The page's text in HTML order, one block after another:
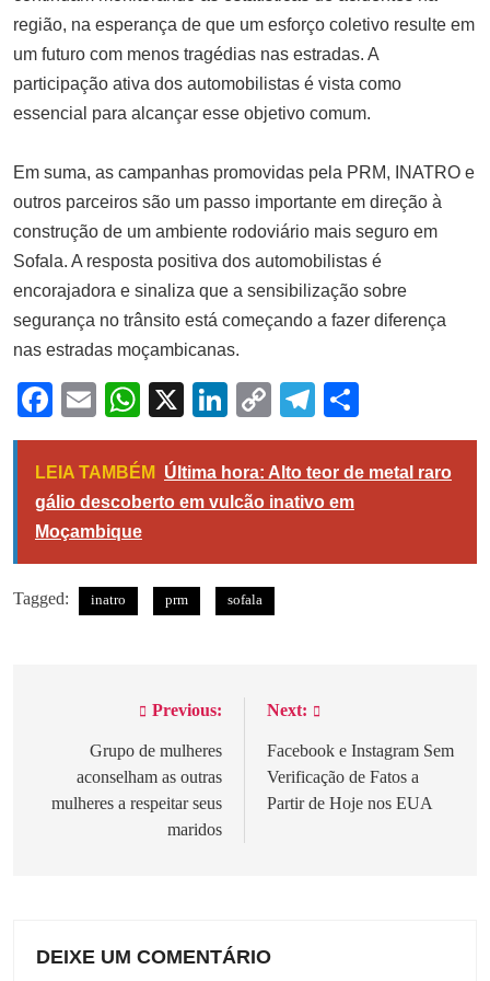
região, na esperança de que um esforço coletivo resulte em
um futuro com menos tragédias nas estradas. A
participação ativa dos automobilistas é vista como
essencial para alcançar esse objetivo comum.
Em suma, as campanhas promovidas pela PRM, INATRO e
outros parceiros são um passo importante em direção à
construção de um ambiente rodoviário mais seguro em
Sofala. A resposta positiva dos automobilistas é
encorajadora e sinaliza que a sensibilização sobre
segurança no trânsito está começando a fazer diferença
nas estradas moçambicanas.
Facebook
EmailWhatsApp
X LinkedIn
Copy
Link
Telegram
LEIA TAMBÉM
Última hora: Alto teor de metal raro
gálio descoberto em vulcão inativo em
Moçambique
Tagged: inatro prm sofala
Navegação
artigos
Previous:
Grupo de mulheres
aconselham as outras
mulheres a respeitar seus
maridos
Next:
Facebook e Instagram Sem
Verificação de Fatos a
Partir de Hoje nos EUA
DEIXE UM COMENTÁRIO